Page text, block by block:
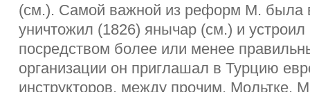
(см.). Самой важной из реформ М. была
уничтожил (1826) янычар (см.) и
посредством более или менее
организации он приглашал в Турцию
инструкторов, между прочим, Мольтке.